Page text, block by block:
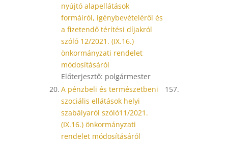
nyújtó alapellátások
formáiról, igénybevételéről és
a fizetendő térítési díjakról
szóló 12/2021. (IX.16.)
önkormányzati rendelet
módosításáról
Előterjesztő: polgármester
20. A pénzbeli és természetbeni
szociális ellátások helyi
szabályaról szóló11/2021.
(IX.16.) önkormányzati
rendelet módosításáról
157.